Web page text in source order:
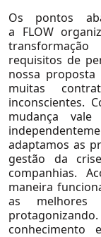
Conteúdo
Real Estate
Saúde
Seguros
Serviços
Telecom,
Utilidades
Private
Petróleo e
Agronegócio
Os pontos
a FLOW
requisitos de
nossa
muitas
inconscientes.
mudança
adaptamos as
gestão da
companhias.
maneira
as
conhecimento